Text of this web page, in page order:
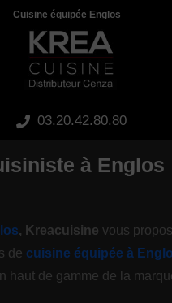
Cuisine équipée Englos
03.20.42.80.80
à Englos
, Kreacuisine vous
de cuisine équipée à
haut de gamme de la
des cookies